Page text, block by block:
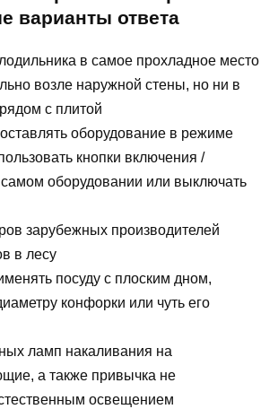
варианты ответа
в самое прохладное место
возле наружной стены, но ни в
с плитой
оборудование в режиме
кнопки включения /
оборудовании или выключать
зарубежных производителей
в лесу
посуду с плоским дном,
конфорки или чуть его
ламп накаливания на
а также привычка не
освещением